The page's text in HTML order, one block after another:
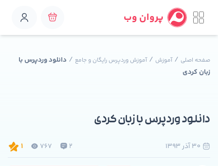
پروان وب
صفحه اصلی /آموزش /آموزش وردپرس رایگان و جامع / دانلود وردپرس با
زبان کردی
2
767
1
دانلود وردپرس با زبان کردی